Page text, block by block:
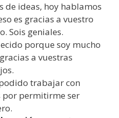
de ideas, hoy hablamos
es gracias a vuestro
Sois geniales.
porque soy mucho
a vuestras
trabajar con
por permitirme ser